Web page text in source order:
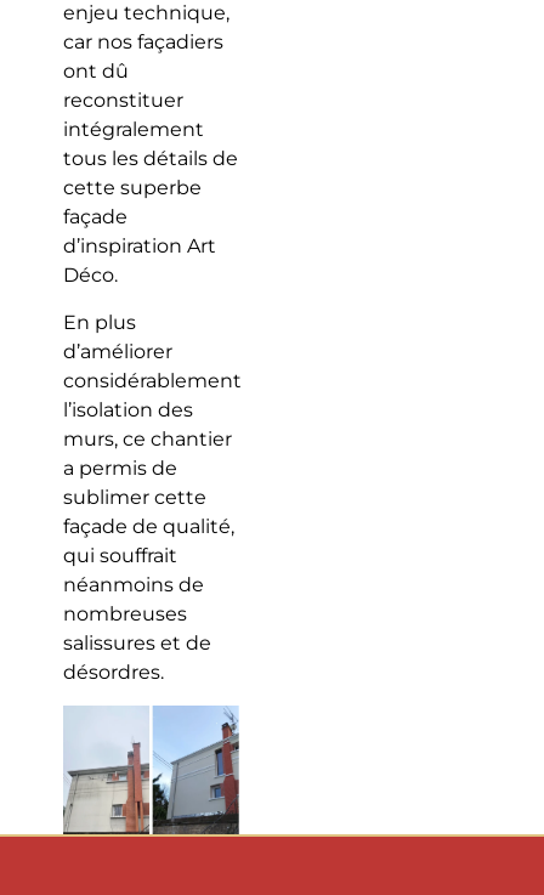
enjeu technique,
car nos façadiers
ont dû
reconstituer
intégralement
tous les détails de
cette superbe
façade
d’inspiration Art
Déco.
En plus
d’améliorer
considérablement
l’isolation des
murs, ce chantier
a permis de
sublimer cette
façade de qualité,
qui souffrait
néanmoins de
nombreuses
salissures et de
désordres.